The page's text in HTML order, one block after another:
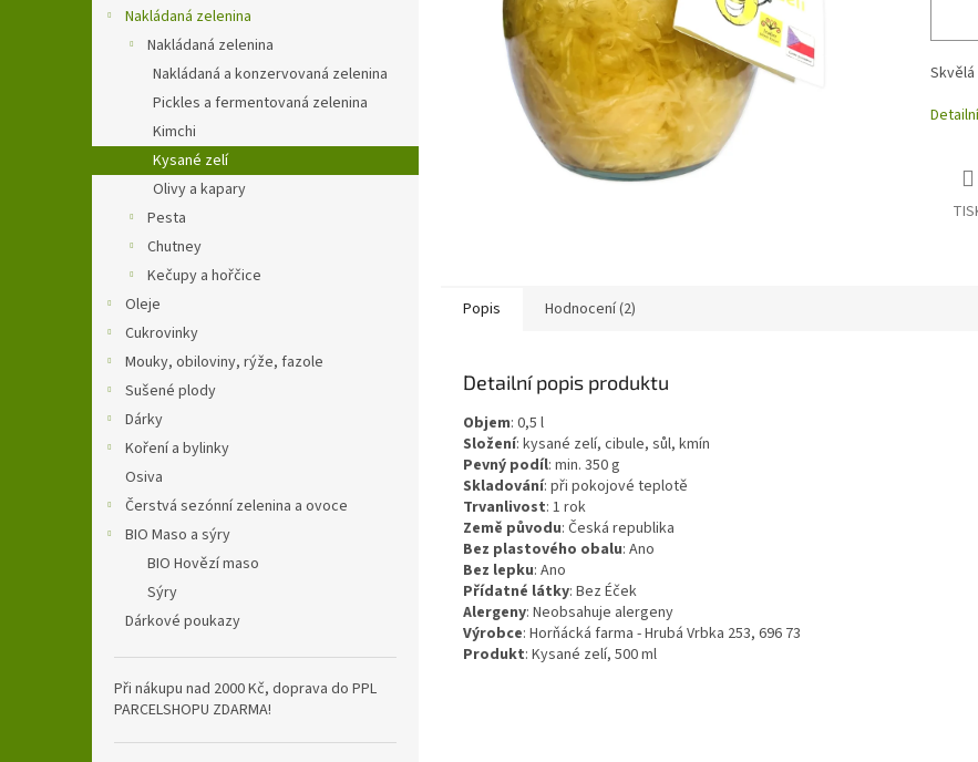
Nakládaná zelenina
Nakládaná zelenina
Nakládaná a konzervovaná zelenina
Pickles a fermentovaná zelenina
Kimchi
Kysané zelí
Olivy a kapary
Pesta
Chutney
Kečupy a hořčice
Oleje
Cukrovinky
Mouky, obiloviny, rýže, fazole
Sušené plody
Dárky
Koření a bylinky
Osiva
Čerstvá sezónní zelenina a ovoce
BIO Maso a sýry
BIO Hovězí maso
Sýry
Dárkové poukazy
Při nákupu nad 2000 Kč, doprava do PPL
PARCELSHOPU ZDARMA!
Popis Hodnocení (2)
Detailní popis produktu
Objem: 0,5 l
Složení: kysané zelí, cibule, sůl, kmín
Pevný podíl: min. 350 g
Skladování: při pokojové teplotě
Trvanlivost: 1 rok
Země původu: Česká republika
Bez plastového obalu: Ano
Bez lepku: Ano
Přídatné látky: Bez Éček
Alergeny: Neobsahuje alergeny
Výrobce: Horňácká farma - Hrubá Vrbka 253, 696 73
Produkt: Kysané zelí, 500 ml